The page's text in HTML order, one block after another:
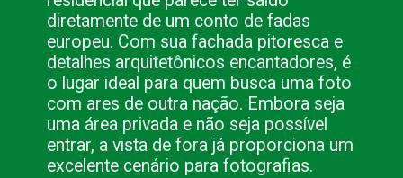
diretamente de um conto de fadas
europeu. Com sua fachada pitoresca e
detalhes arquitetônicos encantadores, é
o lugar ideal para quem busca uma foto
com ares de outra nação. Embora seja
uma área privada e não seja possível
entrar, a vista de fora já proporciona um
excelente cenário para fotografias.